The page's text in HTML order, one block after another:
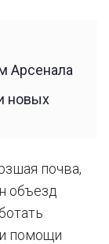
Арсенала
новых
почва,
объезд
помощи